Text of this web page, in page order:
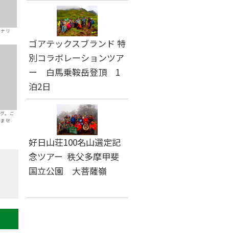
リ
。こ
せ
ゴアテックスブランド 特
別コラボレーションツア
ー 白馬乗鞍岳登頂 1
泊2日
好日山荘100名山選定記
念ツアー 秩父多摩甲斐
国立公園 大菩薩嶺